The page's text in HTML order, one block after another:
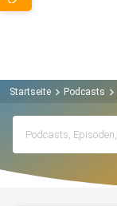
Startseite Podcasts